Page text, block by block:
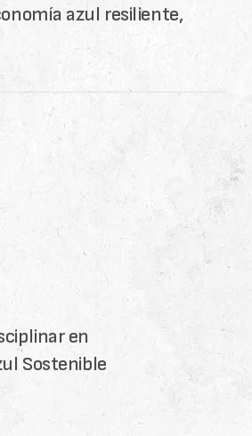
azul resiliente,
en
Sostenible